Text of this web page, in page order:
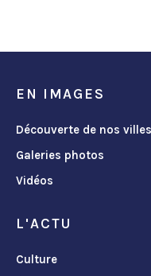
EN IMAGES
Découverte de nos
Galeries photos
Vidéos
L'ACTU
Culture